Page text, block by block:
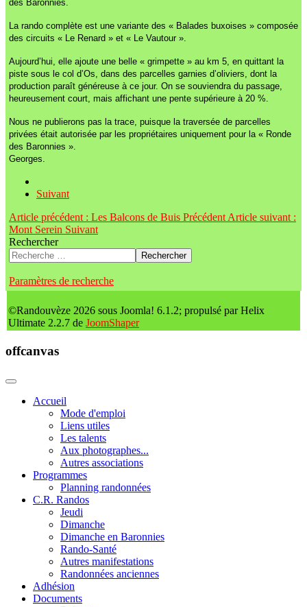
des Baronnies.
La rando complète est une variante des « Balades buxoises » composée
des circuits « Le Renard » et « Le Vautour ».
Aujourd’hui, elle ajoute une belle « grimpette » au km 5, en quittant la
piste sous le col d’Os, dans des parcelles garnies d’oliviers, dont la
production paraît généreuse à ce jour. On se souviendra du passage,
heureusement court, mais affichant une pente supérieure à 20 %.
Nous ne publierons pas la trace, puisque la traversée de parcelles
privées était autorisée par les propriétaires uniquement pour la « Ronde
des Baronnies ».
Georges.
Suivant
Article précédent : Les Balcons de Buis Précédent Article suivant :
Mont Serein Suivant
Rechercher
Rechercher
Paramètres de recherche
©Randouvèze 2026 sous Joomla! 6.1.2; propulsé par Helix
Ultimate 2.2.7 de JoomShaper
offcanvas
Accueil
Mode d'emploi
Liens utiles
Les talents
Aux photographes...
Autres associations
Programmes
Planning randonnées
C.R. Randos
Jeudi
Dimanche
Dimanche en Baronnies
Rando-Santé
Autres manifestations
Randonnées anciennes
Adhésion
Documents